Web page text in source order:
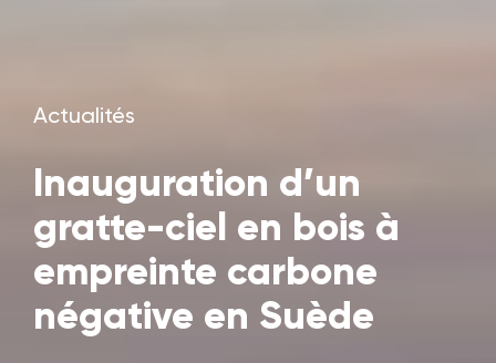
Actualités
Inauguration d’un
gratte-ciel en bois à
empreinte carbone
négative en Suède